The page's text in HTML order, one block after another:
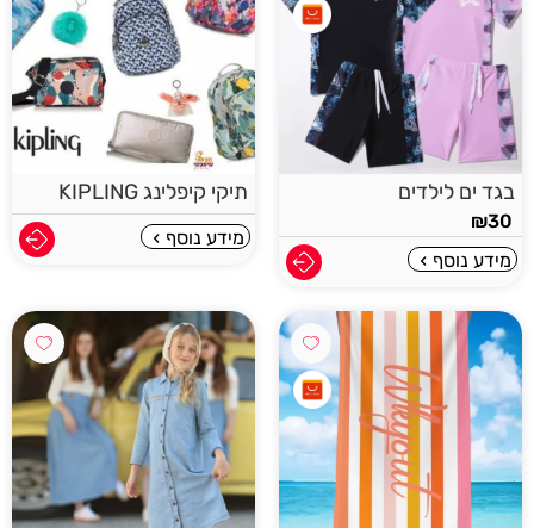
בגד ים לילדים
₪30
מידע נוסף
תיקי קיפלינג KIPLING
מידע נוסף